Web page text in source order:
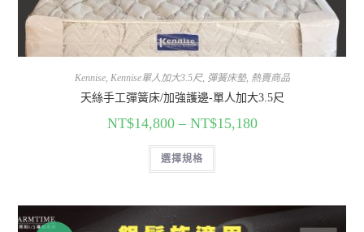
Kennise, Kennise單人加大3.5尺, 彈簧床墊, 熱賣商品
天絲手工彈簧床/加強護邊-單人加大3.5尺
NT$14,800– NT$15,180
選擇規格